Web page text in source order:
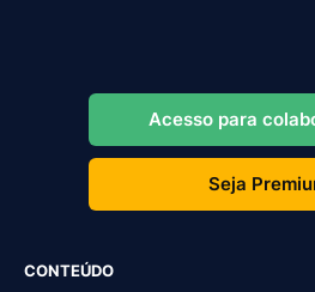
Acesso para
Seja
CONTEÚDO